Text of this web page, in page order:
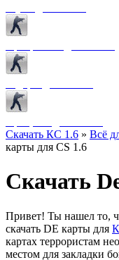
Скачать КС 1.6 » Всё
карты для CS 1.6
Скачать
Привет! Ты нашел то,
скачать DE карты для
картах террористам
местом для закладки